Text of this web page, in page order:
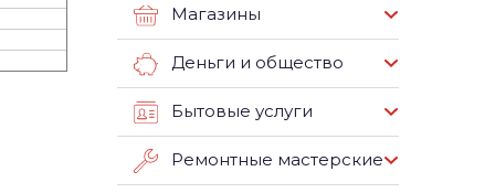
Магазины
Деньги и общество
Бытовые услуги
Ремонтные мастерские